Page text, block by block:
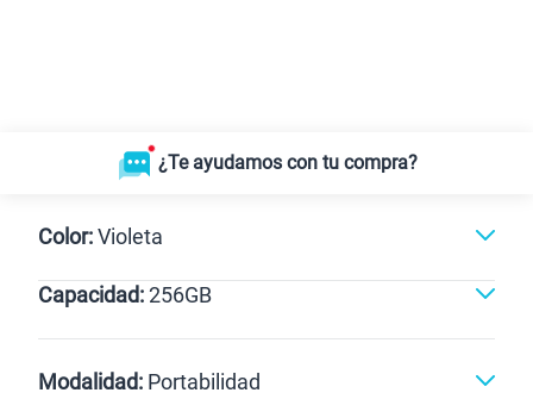
¿Te ayudamos con tu compra?
Color:Violeta
Negro
Capacidad:256GB
256GB
Modalidad: Portabilidad